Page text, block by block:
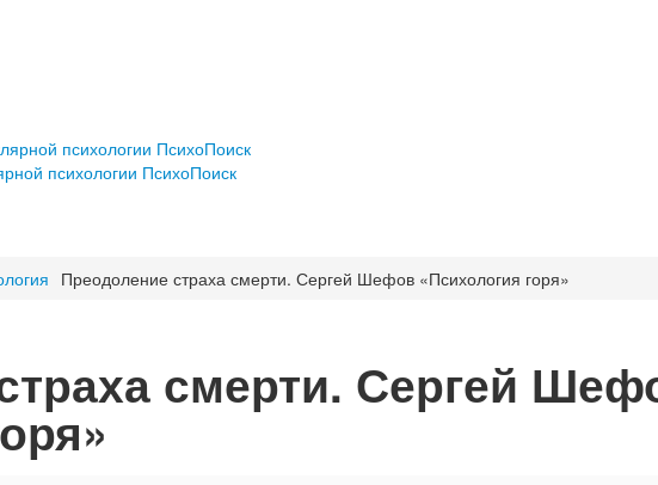
психологии ПсихоПоиск
психологии ПсихоПоиск
Преодоление страха смерти. Сергей Шефов «Психология горя»
смерти. Сергей